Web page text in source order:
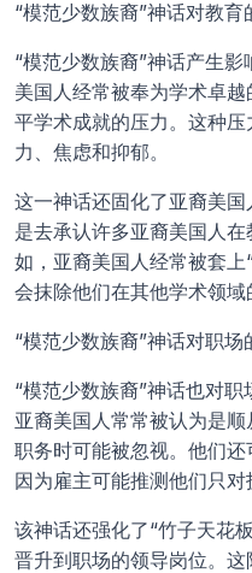
“模范少数族裔”神话对教育
“模范少数族裔”神话产生
美国人经常被奉为学术卓
平学术成就的压力。这种
力、焦虑和抑郁。
这一神话还固化了亚裔美
是去承认许多亚裔美国人
如，亚裔美国人经常被套
会抹除他们在其他学术领域
“模范少数族裔”神话对职场
“模范少数族裔”神话也对职
亚裔美国人常常被认为是
职务时可能被忽视。他们还
因为雇主可能推测他们只对
该神话还强化了“竹子天
晋升到职场的领导岗位。这